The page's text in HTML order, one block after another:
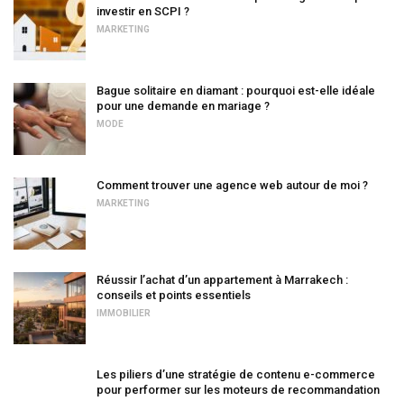
investir en SCPI ?
MARKETING
Bague solitaire en diamant : pourquoi est-elle idéale
pour une demande en mariage ?
MODE
Comment trouver une agence web autour de moi ?
MARKETING
Réussir l’achat d’un appartement à Marrakech :
conseils et points essentiels
IMMOBILIER
Les piliers d’une stratégie de contenu e-commerce
pour performer sur les moteurs de recommandation